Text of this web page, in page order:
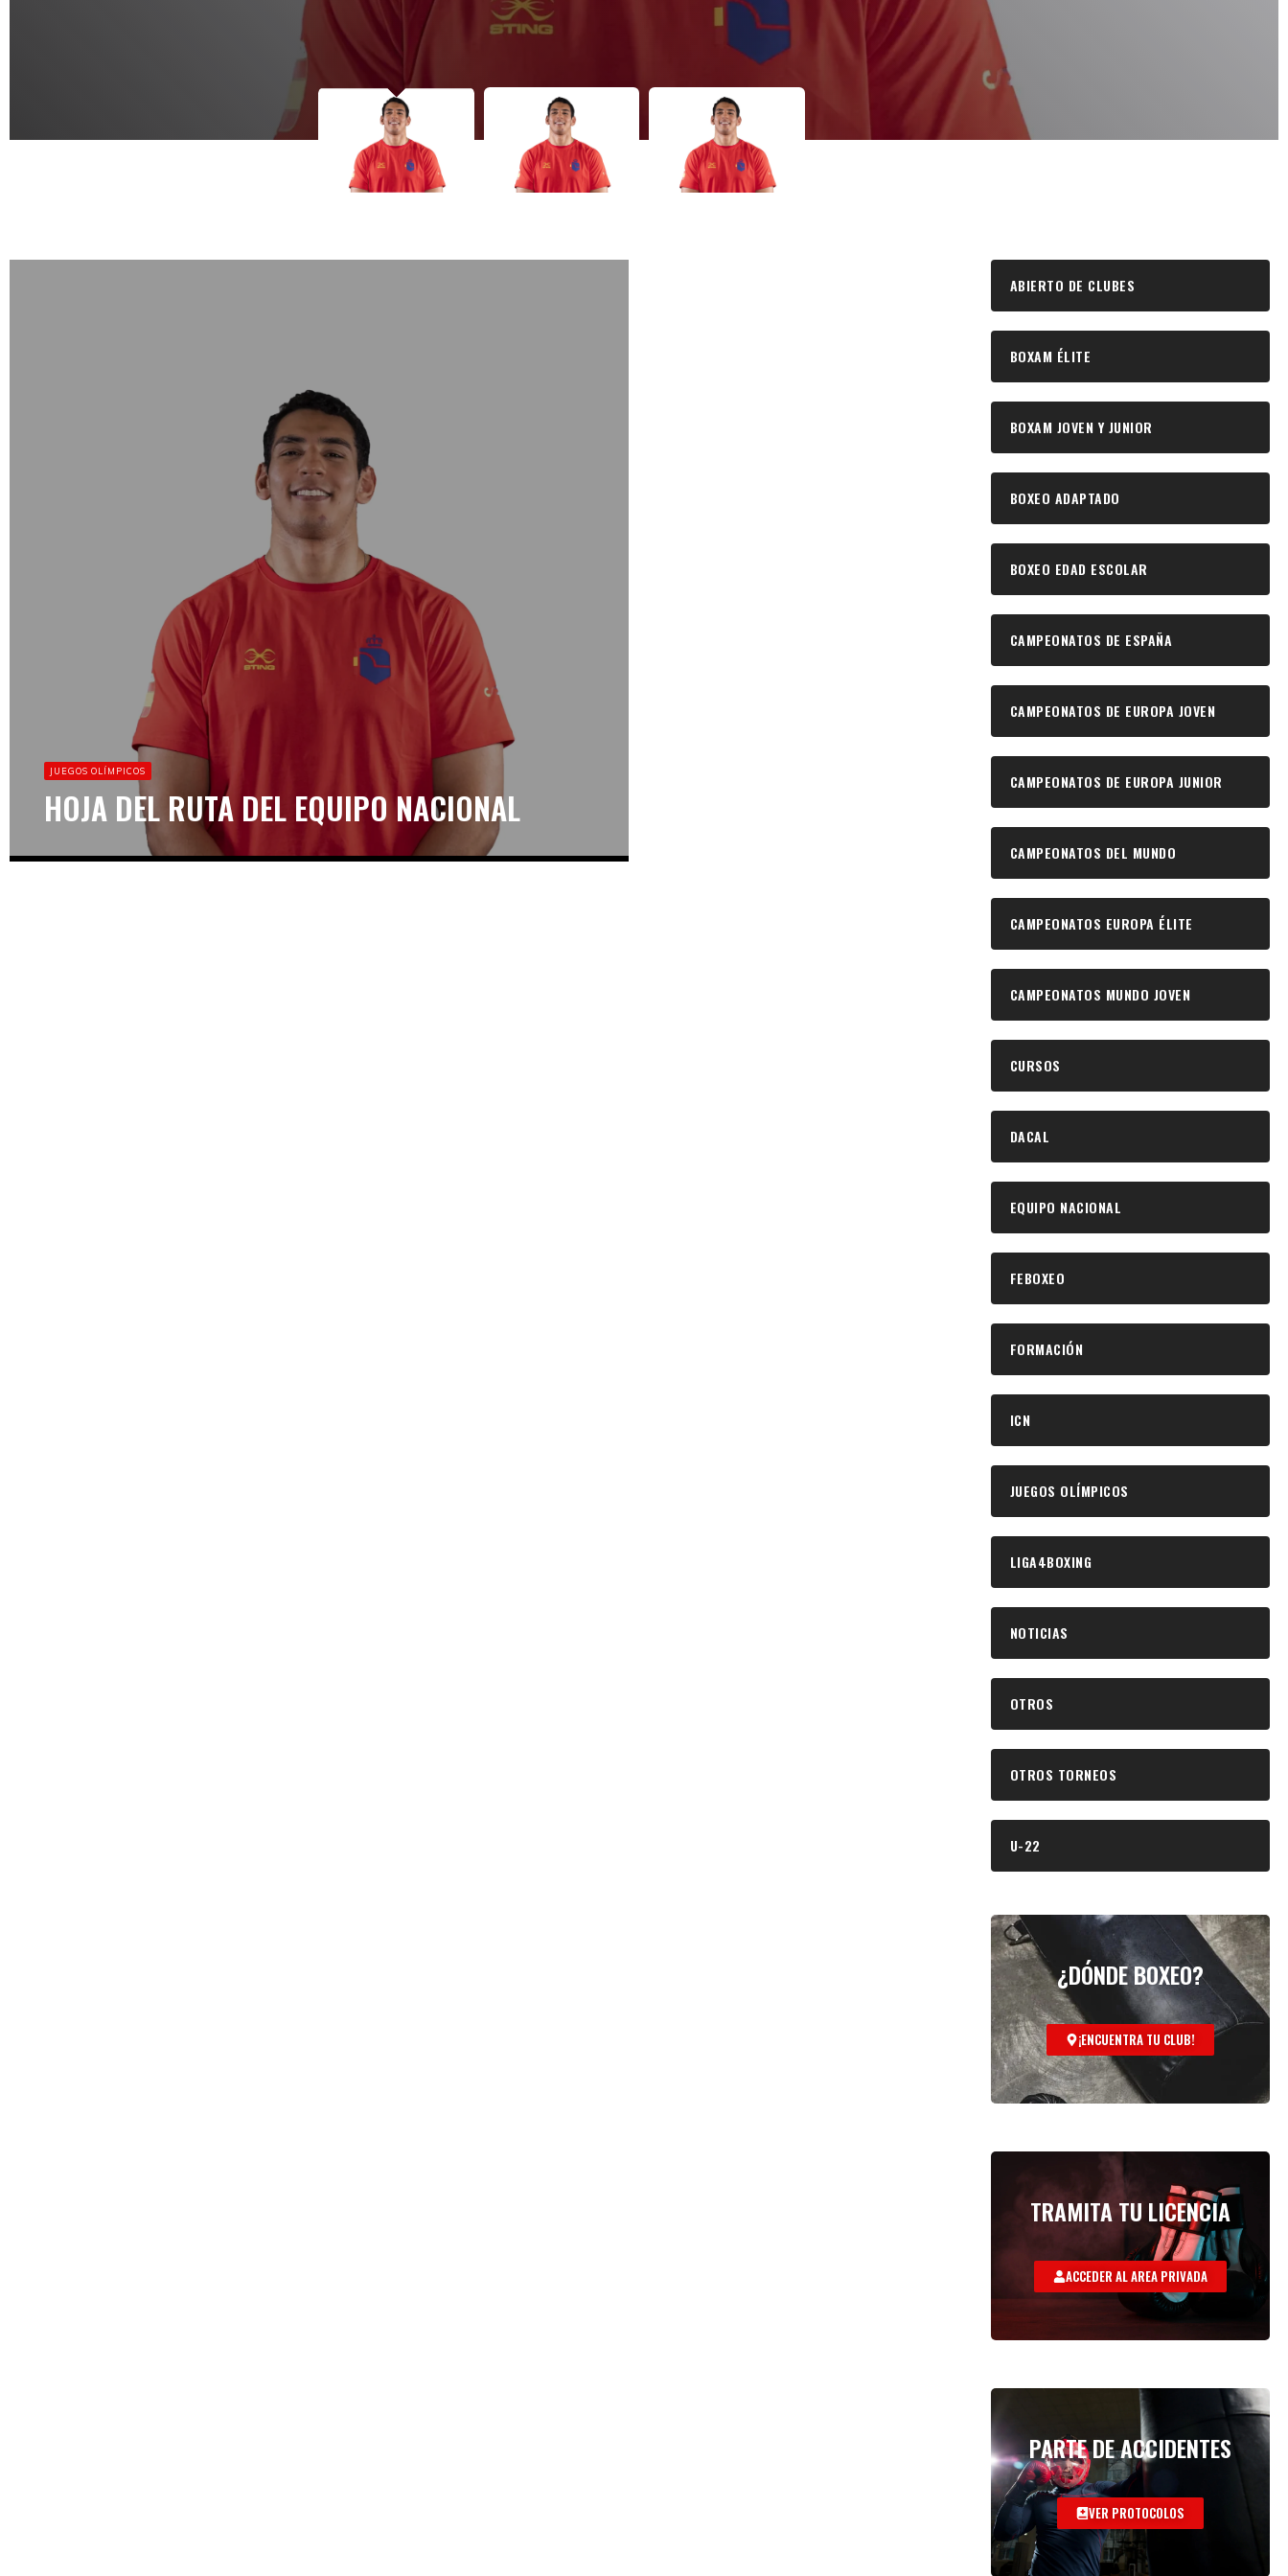
JUEGOS OLÍMPICOS
HOJA DEL RUTA DEL EQUIPO NACIONAL
ABIERTO DE CLUBES
BOXAM ÉLITE
BOXAM JOVEN Y JUNIOR
BOXEO ADAPTADO
BOXEO EDAD ESCOLAR
CAMPEONATOS DE ESPAÑA
CAMPEONATOS DE EUROPA JOVEN
CAMPEONATOS DE EUROPA JUNIOR
CAMPEONATOS DEL MUNDO
CAMPEONATOS EUROPA ÉLITE
CAMPEONATOS MUNDO JOVEN
CURSOS
DACAL
EQUIPO NACIONAL
FEBOXEO
FORMACIÓN
ICN
JUEGOS OLÍMPICOS
LIGA4BOXING
NOTICIAS
OTROS
OTROS TORNEOS
U-22
¿DÓNDE BOXEO?
¡ENCUENTRA TU CLUB!
TRAMITA TU LICENCIA
ACCEDER AL AREA PRIVADA
PARTE DE ACCIDENTES
VER PROTOCOLOS